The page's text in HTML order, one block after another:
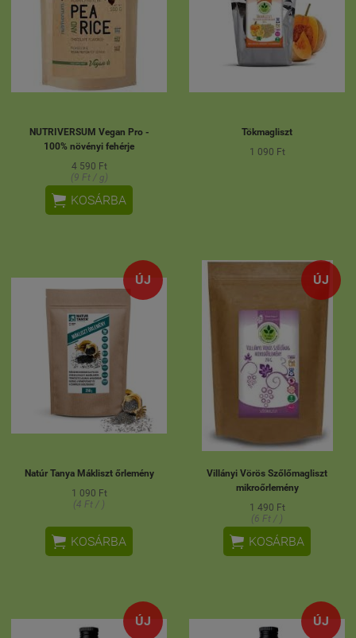
NUTRIVERSUM Vegan Pro -
100% növényi fehérje
4 590 Ft
(9 Ft / g)
 KOSÁRBA
Tökmagliszt
1 090 Ft
ÚJ
Natúr Tanya Mákliszt őrlemény
1 090 Ft
(4 Ft / )
 KOSÁRBA
ÚJ
Villányi Vörös Szőlőmagliszt
mikroőrlemény
1 490 Ft
(6 Ft / )
 KOSÁRBA
ÚJ ÚJ